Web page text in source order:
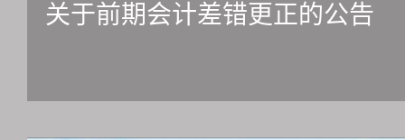
关于前期会计差错更正的公告